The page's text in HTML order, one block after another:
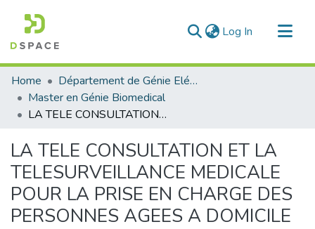
Log In (current)
Communities & Collections
All of DSpace
Statistics
Home
Département de Génie Eléctrique et Electronique
Master en Génie Biomedical
LA TELE CONSULTATION ET LA TELESURVEILLANCE MEDICALE POUR LA PRISE EN CHARGE DES PERSONNES AGEES A DOMICILE
LA TELE CONSULTATION ET LA
TELESURVEILLANCE MEDICALE
POUR LA PRISE EN CHARGE DES
PERSONNES AGEES A DOMICILE